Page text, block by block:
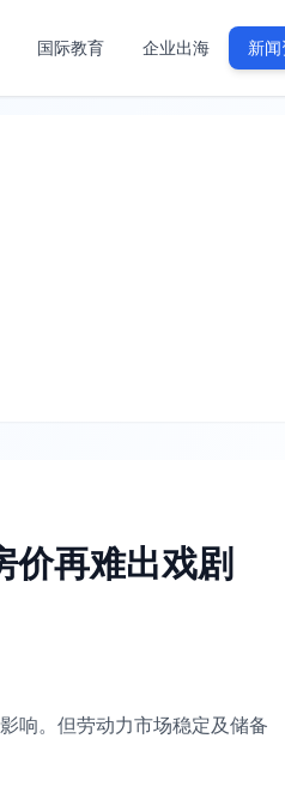
国际教育 企业出海 新
再难出戏剧
响。但劳动力市场稳定及储备